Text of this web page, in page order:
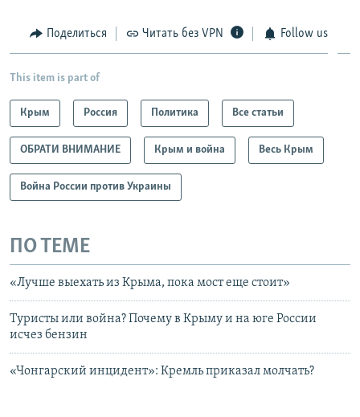
Поделиться Читать без VPN Follow us
This item is part of
Крым Россия Политика Все статьи
ОБРАТИ ВНИМАНИЕ Крым и война Весь Крым
Война России против Украины
ПО ТЕМЕ
«Лучше выехать из Крыма, пока мост еще стоит»
Туристы или война? Почему в Крыму и на юге России
исчез бензин
«Чонгарский инцидент»: Кремль приказал молчать?